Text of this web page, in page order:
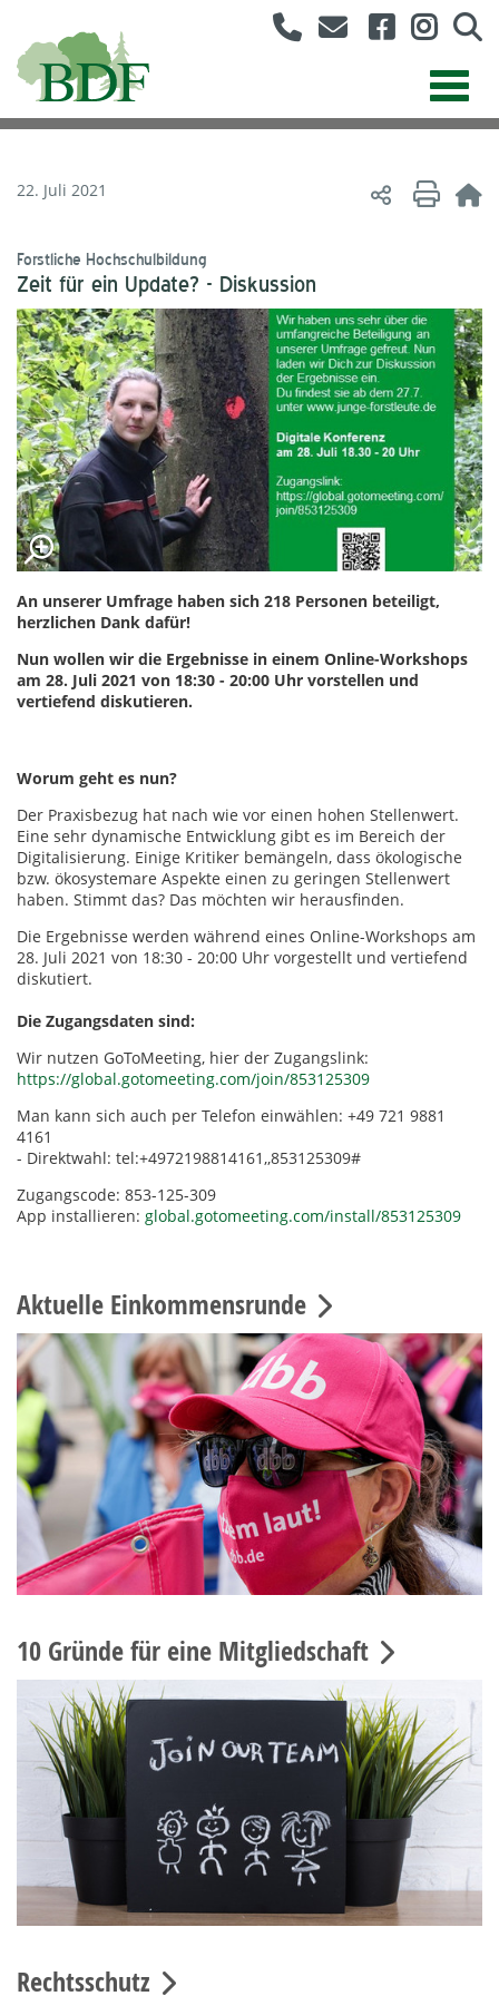
22. Juli 2021
Forstliche Hochschulbildung
Zeit für ein Update? - Diskussion
An unserer Umfrage haben sich 218 Personen beteiligt,
herzlichen Dank dafür!
Nun wollen wir die Ergebnisse in einem Online-Workshops
am 28. Juli 2021 von 18:30 - 20:00 Uhr vorstellen und
vertiefend diskutieren.
Worum geht es nun?
Der Praxisbezug hat nach wie vor einen hohen Stellenwert.
Eine sehr dynamische Entwicklung gibt es im Bereich der
Digitalisierung. Einige Kritiker bemängeln, dass ökologische
bzw. ökosystemare Aspekte einen zu geringen Stellenwert
haben. Stimmt das? Das möchten wir herausfinden.
Die Ergebnisse werden während eines Online-Workshops am
28. Juli 2021 von 18:30 - 20:00 Uhr vorgestellt und vertiefend
diskutiert.
Die Zugangsdaten sind:
Wir nutzen GoToMeeting, hier der Zugangslink:
https://global.gotomeeting.com/join/853125309
Man kann sich auch per Telefon einwählen: +49 721 9881
4161
- Direktwahl: tel:+4972198814161,,853125309#
Zugangscode: 853-125-309
App installieren: global.gotomeeting.com/install/853125309
Aktuelle Einkommensrunde
10 Gründe für eine Mitgliedschaft
Rechtsschutz